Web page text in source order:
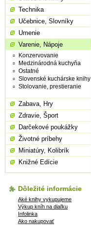
Technika
Učebnice, Slovníky
Umenie
Varenie, Nápoje
Konzervovanie
Medzinárodná kuchyňa
Ostatné
Slovenské kuchárske knihy
Stolovanie, prestieranie
Zabava, Hry
Zdravie, Šport
Darčekové poukážky
Životné príbehy
Miniatúry, Kolibrík
Knižné Edície
Dôležité informácie
Aké knihy vykupujeme
Výkup kníh na diaľku
Infolinka
Ako nakupovať